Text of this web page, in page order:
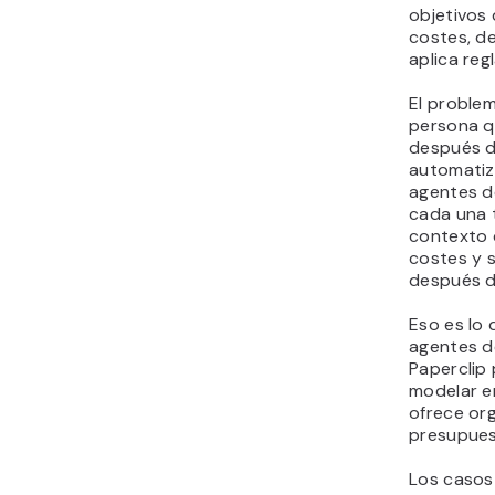
objetivos
costes,
aplica
El
persona
después
agentes
cada una
contexto
costes y
después
Eso es lo
agentes
Paperclip
modelar
ofrece
Los